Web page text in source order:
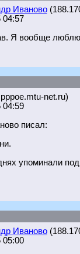
Иваново
Я вообще
net.ru)
писал:
упоминали
Иваново